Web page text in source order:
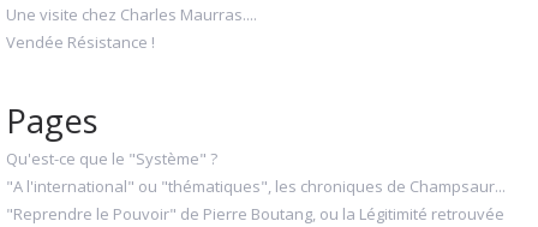
Une visite chez Charles Maurras....
Vendée Résistance !
Pages
Qu'est-ce que le "Système" ?
"A l'international" ou "thématiques", les chroniques de Champsaur...
"Reprendre le Pouvoir" de Pierre Boutang, ou la Légitimité retrouvée